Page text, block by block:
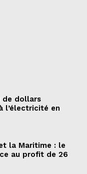
de dollars
l’électricité en
la Maritime : le
au profit de 26